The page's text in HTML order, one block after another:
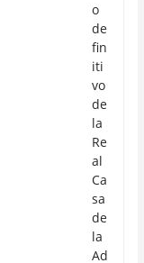
o
de
fin
iti
vo
de
la
Re
al
Ca
sa
de
la
Ad